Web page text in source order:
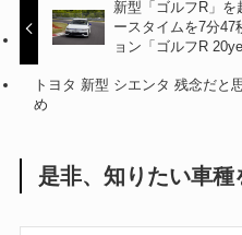
新型「ゴルフR」
ースタイムを7分47
ョン「ゴルフR
トヨタ 新型 シエンタ 残念だと
め
是非、知りたい車